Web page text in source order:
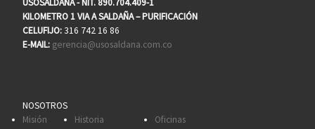
KILOMETRO 1 VIA A SALDAÑA – PURIFICACIÓN
CELUFIJO:316 742 16 86
E-MAIL: gerencia@usosaldana.com.co
NOSOTROS
Misión
Historia Oficinas